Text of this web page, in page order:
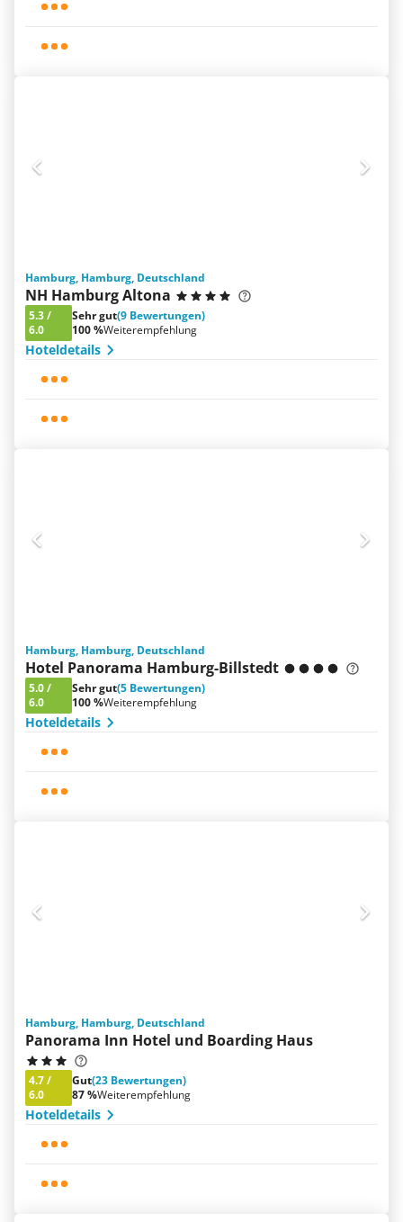
Hamburg, Hamburg, Deutschland
NH Hamburg Altona
5.3/
6.0
Sehr gut(9 Bewertungen)
100 %Weiterempfehlung
Hoteldetails
Hamburg, Hamburg, Deutschland
Hotel Panorama Hamburg-Billstedt
5.0/
6.0
Sehr gut(5 Bewertungen)
100 %Weiterempfehlung
Hoteldetails
Hamburg, Hamburg, Deutschland
Panorama Inn Hotel und Boarding Haus
4.7/
6.0
Gut(23 Bewertungen)
87 %Weiterempfehlung
Hoteldetails